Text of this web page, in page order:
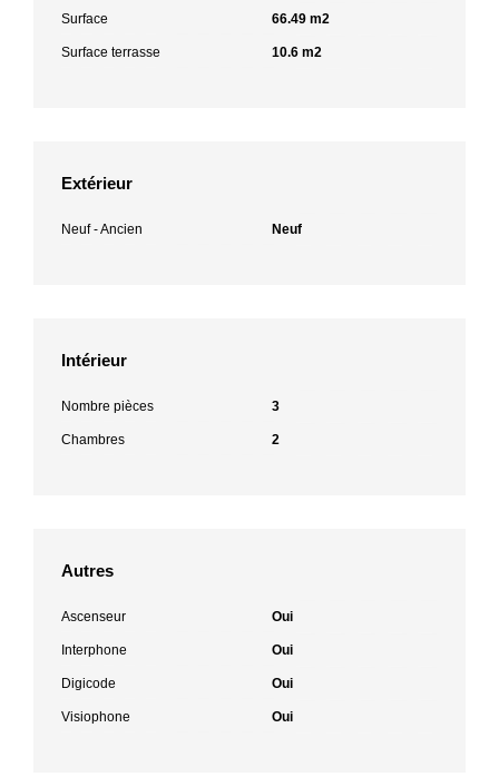
Surface 66.49 m2
Surface terrasse 10.6 m2
Extérieur
Neuf - Ancien Neuf
Intérieur
Nombre pièces 3
Chambres 2
Autres
Ascenseur Oui
Interphone Oui
Digicode Oui
Visiophone Oui